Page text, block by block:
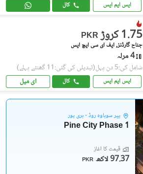
ایس ایم ایس کال
PKR 1.75 کروڑ
جناح گارڈنز, ایف ای سی ایچ ایس
4 مرلہ
شامل کی:5 دن پہل (تبدیلی کی گئی:11 گھنٹے پہلے)
ایس ایم ایس کال ای میل
پیر سوہاوہ روڈ - ہری پور
Pine City Phase 1
قیمت کا آغاز
PKR 97.37 لاکھ